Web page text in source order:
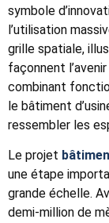
symbole
l’utilisation
grille spatiale,
façonnent
combinant
le bâtiment
ressembler les
Le projet
une étape
grande échelle.
demi-million de